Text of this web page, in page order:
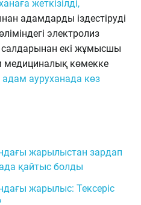
жеткізілді,
адамдарды іздестіруді
электролиз
екі жұмысшы
медициналық көмекке
адам ауруханада көз
жарылыстан зардап
қайтыс болды
жарылыс: Тексеріс